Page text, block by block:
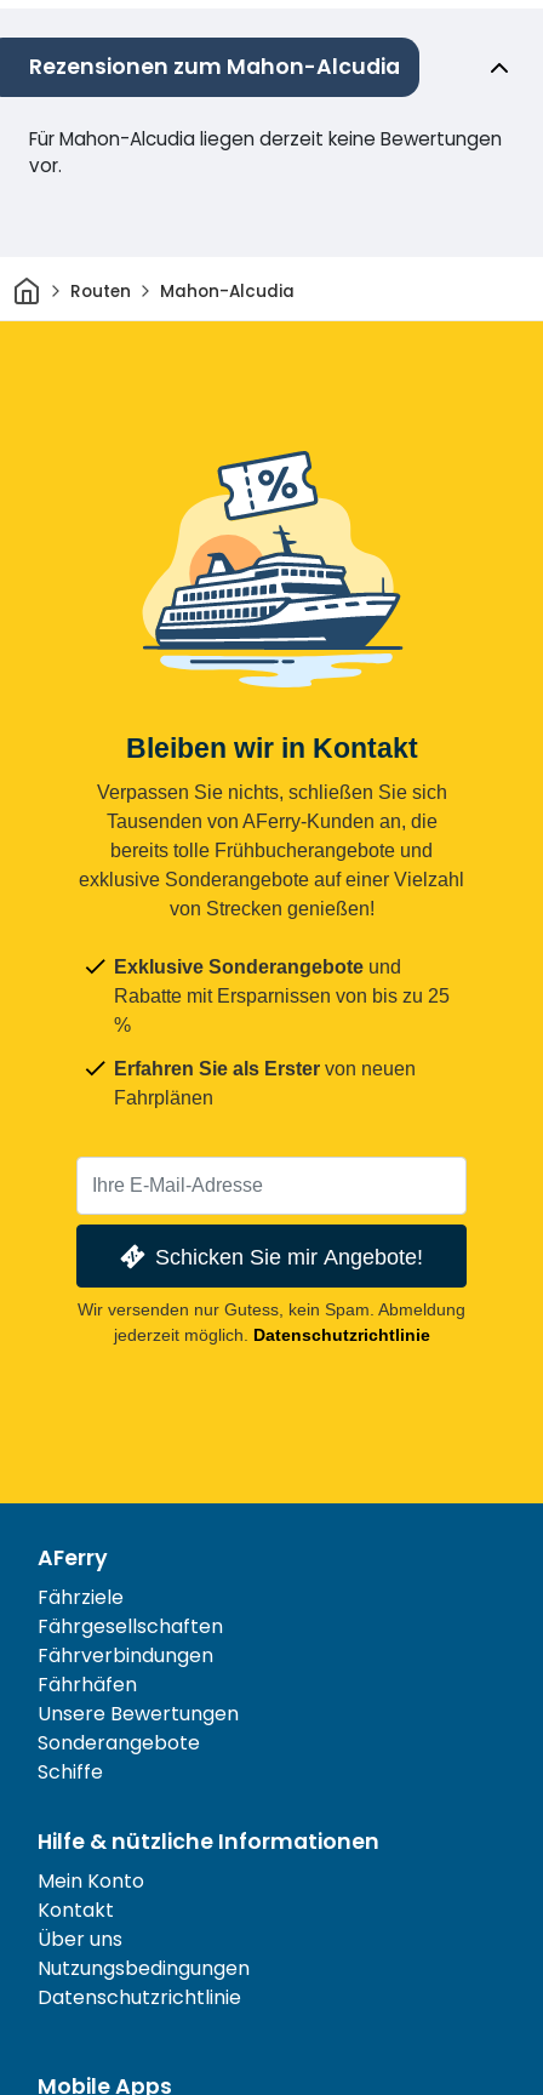
Rezensionen zum Mahon-Alcudia
Für Mahon-Alcudia liegen derzeit keine Bewertungen
vor.
HeimRouten Mahon-Alcudia
Bleiben wir in Kontakt
Verpassen Sie nichts, schließen Sie sich
Tausenden von AFerry-Kunden an, die
bereits tolle Frühbucherangebote und
exklusive Sonderangebote auf einer Vielzahl
von Strecken genießen!
Exklusive Sonderangebote und
Rabatte mit Ersparnissen von bis zu 25
%
Erfahren Sie als Erster von neuen
Fahrplänen
Schicken Sie mir Angebote!
Wir versenden nur Gutess, kein Spam. Abmeldung
jederzeit möglich.
Datenschutzrichtlinie
AFerry
Fährziele
Fährgesellschaften
Fährverbindungen
Fährhäfen
Unsere Bewertungen
Sonderangebote
Schiffe
Hilfe & nützliche Informationen
Mein Konto
Kontakt
Über uns
Nutzungsbedingungen
Datenschutzrichtlinie
Mobile Apps